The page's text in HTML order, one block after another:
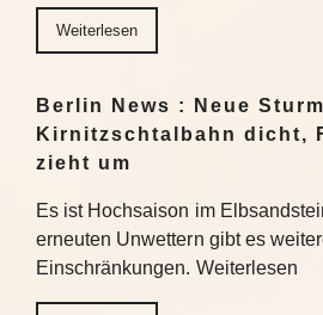
Weiterlesen
Berlin News : Neue
Kirnitzschtalbahn dicht,
zieht um
Es ist Hochsaison im
erneuten Unwettern gibt es
Einschränkungen. Weiterlesen